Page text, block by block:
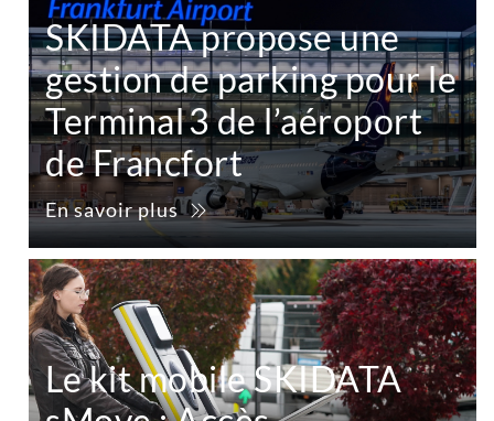
SKIDATA propose une
gestion de parking pour le
Terminal 3 de l’aéroport
de Francfort
En savoir plus
Le kit mobile SKIDATA